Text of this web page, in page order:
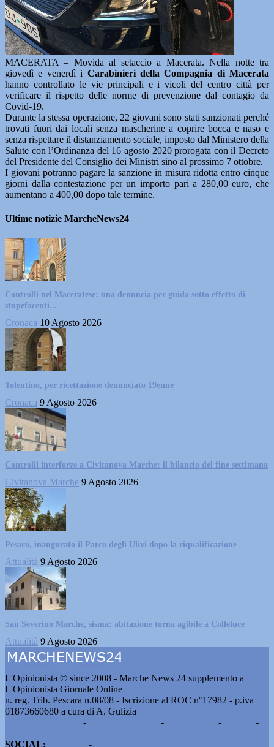
MACERATA – Movida al setaccio a Macerata. Nella notte tra
giovedì e venerdì i Carabinieri della Compagnia di Macerata
hanno controllato le vie principali e i vicoli del centro città per
verificare il rispetto delle norme di prevenzione dal contagio da
Covid-19.
Durante la stessa operazione, 22 giovani sono stati sanzionati perché
trovati fuori dai locali senza mascherine a coprire bocca e naso e
senza rispettare il distanziamento sociale, imposto dal Ministero della
Salute con l’Ordinanza del 16 agosto 2020 prorogata con il Decreto
del Presidente del Consiglio dei Ministri sino al prossimo 7 ottobre.
I giovani potranno pagare la sanzione in misura ridotta entro cinque
giorni dalla contestazione per un importo pari a 280,00 euro, che
aumentano a 400,00 dopo tale termine.
Ultime notizie MarcheNews24
Controlli nel Maceratese: una denuncia per guida sotto effetto di
stupefacenti...
Cronaca 10 Agosto 2026
Tolentino, per ricettazione denunciato 19enne
Cronaca 9 Agosto 2026
Controlli interforze a Civitanova Marche: il bilancio del fine settimana
Civitanova Marche 9 Agosto 2026
Pesaro, inaugurato il Parco degli Ulivi dopo la riqualificazione
Attualità 9 Agosto 2026
San Severino Marche, sisma: abitazione torna agibile a Colleluce
Attualità 9 Agosto 2026
L'Opinionista © since 2008 - Marche News 24 supplemento a
L'Opinionista Giornale Online
n. reg. Trib. Pescara n.08/08 - Iscrizione al ROC n°17982 - p.iva
01873660680 a cura di A. Gulizia
- - -
-
SOCIAL:
-